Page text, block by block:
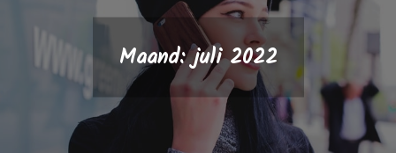
Maand:juli 2022